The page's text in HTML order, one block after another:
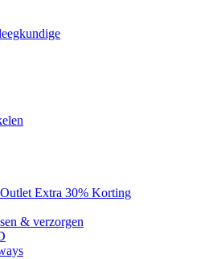
Extra 30% Korting
& verzorgen